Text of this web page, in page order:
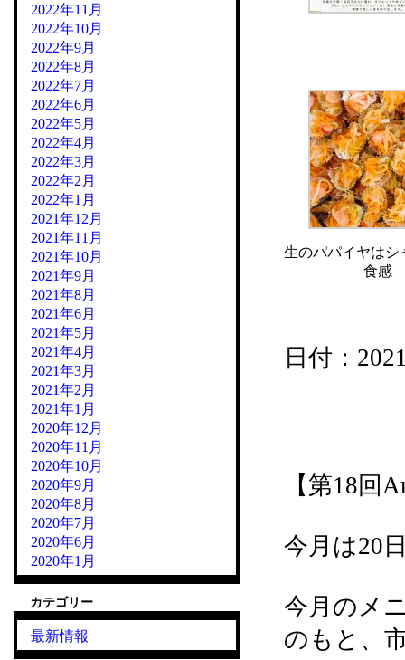
生のパパイヤはシ
食感
日付：
【第18回
今月は20
今月のメ
のもと、
2022年11月
2022年10月
2022年9月
2022年8月
2022年7月
2022年6月
2022年5月
2022年4月
2022年3月
2022年2月
2022年1月
2021年12月
2021年11月
2021年10月
2021年9月
2021年8月
2021年6月
2021年5月
2021年4月
2021年3月
2021年2月
2021年1月
2020年12月
2020年11月
2020年10月
2020年9月
2020年8月
2020年7月
2020年6月
2020年1月
カテゴリー
最新情報